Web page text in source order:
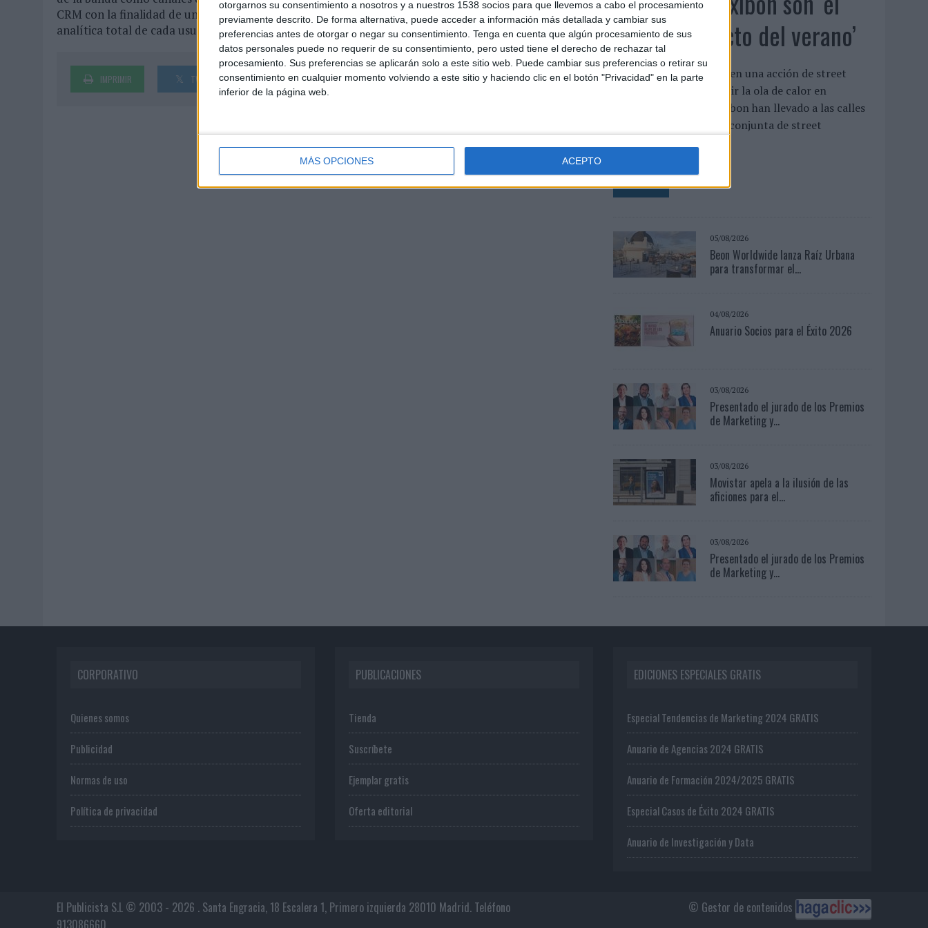
otorgarnos su consentimiento a nosotros y a nuestros 1538 socios para que llevemos a cabo el procesamiento
previamente descrito. De forma alternativa, puede acceder a información más detallada y cambiar sus
preferencias antes de otorgar o negar su consentimiento. Tenga en cuenta que algún procesamiento de sus
datos personales puede no requerir de su consentimiento, pero usted tiene el derecho de rechazar tal
procesamiento. Sus preferencias se aplicarán solo a este sitio web. Puede cambiar sus preferencias o retirar su
consentimiento en cualquier momento volviendo a este sitio y haciendo clic en el botón "Privacidad" en la parte
inferior de la página web.
MÁS OPCIONES ACEPTO
CRM con la finalidad de unir las acciones de promoción, comunicación y redención para obtener una
analítica total de cada usuario y unas comunicaciones segmentadas.
IMPRIMIR TWEET SHARE SHARE ENVIAR PIN
match perfecto del verano’
Ambas marcas se unen en una acción de street
marketing para combatir la ola de calor en
Valencia Babaria y Maxibon han llevado a las calles
de Valencia una acción conjunta de street
LEER MÁS
05/08/2026
Beon Worldwide lanza Raíz Urbana
para transformar el...
04/08/2026
Anuario Socios para el Éxito 2026
03/08/2026
Presentado el jurado de los Premios
de Marketing y...
03/08/2026
Movistar apela a la ilusión de las
aficiones para el...
03/08/2026
Presentado el jurado de los Premios
de Marketing y...
CORPORATIVO
Quienes somos
Publicidad
Normas de uso
Política de privacidad
PUBLICACIONES
Tienda
Suscríbete
Ejemplar gratis
Oferta editorial
EDICIONES ESPECIALES GRATIS
Especial Tendencias de Marketing 2024 GRATIS
Anuario de Agencias 2024 GRATIS
Anuario de Formación 2024/2025 GRATIS
Especial Casos de Éxito 2024 GRATIS
Anuario de Investigación y Data
© Gestor de contenidos
El Publicista S.L © 2003 - 2026 . Santa Engracia, 18 Escalera 1, Primero izquierda 28010 Madrid. Teléfono
913086660.